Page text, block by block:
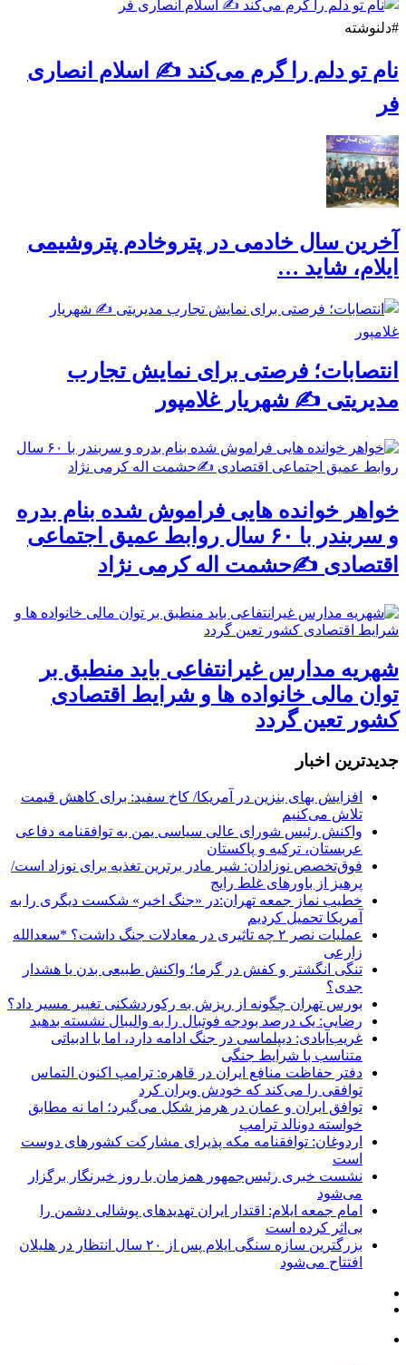
#دلنوشته
نام تو دلم را گرم می‌کند ✍️ اسلام انصاری
فر
آخرین سال خادمی در پتروخادم پتروشیمی
ایلام، شاید …
انتصابات؛ فرصتی برای نمایش تجارب
مدیریتی ✍ شهریار غلامپور
خواهر خوانده هایی فراموش شده بنام بدره
و سربندر با ۶۰ سال روابط عمیق اجتماعی
اقتصادی ✍حشمت اله کرمی نژاد
شهریه مدارس غیرانتفاعی باید منطبق بر
توان مالی خانواده ها و شرایط اقتصادی
کشور تعین گردد
جديدترين اخبار
افزایش بهای بنزین در آمریکا/ کاخ سفید: برای کاهش قیمت
تلاش می‌کنیم
واکنش رئیس شورای عالی سیاسی یمن به توافقنامه دفاعی
عربستان، ترکیه و پاکستان
فوق‌تخصص نوزادان: شیر مادر برترین تغذیه برای نوزاد است/
پرهیز از باورهای غلط رایج
خطیب نماز جمعه تهران:در «جنگ اخیر» شکست دیگری را به
آمریکا تحمیل کردیم
عملیات نصر ۲ چه تاثیری در معادلات جنگ داشت؟ *سعدالله
زارعی
تنگی انگشتر و کفش در گرما؛ واکنش طبیعی بدن یا هشدار
جدی؟
بورس تهران چگونه از ریزش به رکوردشکنی تغییر مسیر داد؟
رضایی: یک درصد بودجه فوتبال را به والیبال نشسته بدهید
غریب‌آبادی: دیپلماسی در جنگ ادامه دارد، اما با ادبیاتی
متناسب با شرایط جنگی
دفتر حفاظت منافع ایران در قاهره: ترامپ اکنون التماس
توافقی را می‌کند که خودش ویران کرد
توافق ایران و عمان در هرمز شکل می‌گیرد؛ اما نه مطابق
خواسته دونالد ترامپ
اردوغان: توافقنامه مکه پذیرای مشارکت کشورهای دوست
است
نشست خبری رئیس‌جمهور همزمان با روز خبرنگار برگزار
می‌شود
امام جمعه ایلام: اقتدار ایران تهدیدهای پوشالی دشمن را
بی‌اثر کرده است
بزرگترین سازه سنگی ایلام پس از ۲۰ سال انتظار در هلیلان
افتتاح می‌شود